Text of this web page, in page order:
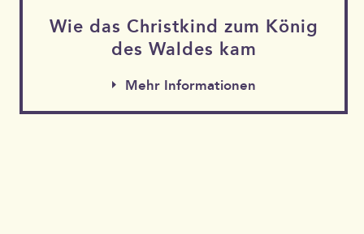
Wie das Christkind zum König
des Waldes kam
Mehr Informationen